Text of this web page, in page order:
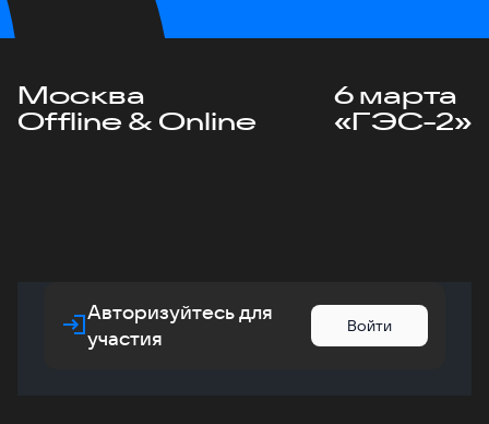
Москва
Offline & Online
6 марта
«ГЭС-2»
Авторизуйтесь для
участия
Войти